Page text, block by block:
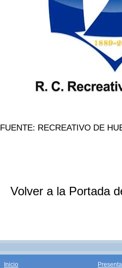
FUENTE: RECREATIVO DE
Volver a la Portada
Inicio